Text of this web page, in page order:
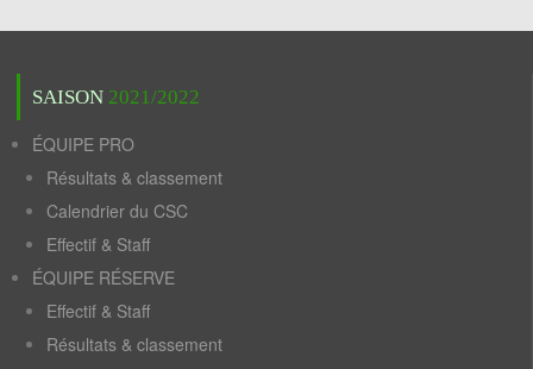
SAISON 2021/2022
ÉQUIPE PRO
Résultats & classement
Calendrier du CSC
Effectif & Staff
ÉQUIPE RÉSERVE
Effectif & Staff
Résultats & classement